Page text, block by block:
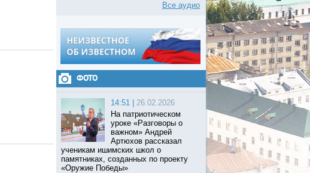
Все аудио
ФОТО
14:51 |
26.02.2026
На патриотическом
уроке «Разговоры о
важном» Андрей
Артюхов рассказал
ученикам ишимских школ о
памятниках, созданных по проекту
«Оружие Победы»